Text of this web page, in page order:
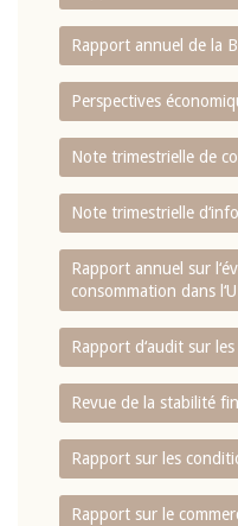
Rapport annuel de la
Perspectives
Note trimestrielle de
Note trimestrielle
Rapport annuel sur
consommation dans
Rapport d‘audit sur
Revue de la stabilité
Rapport sur les
Rapport sur le